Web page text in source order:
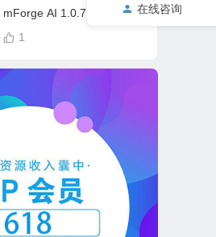
mForge AI 1.0.7 中英文多
语言 Win 本地离线运行
1
在线咨询